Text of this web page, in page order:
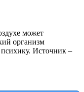
может
организм
Источник –